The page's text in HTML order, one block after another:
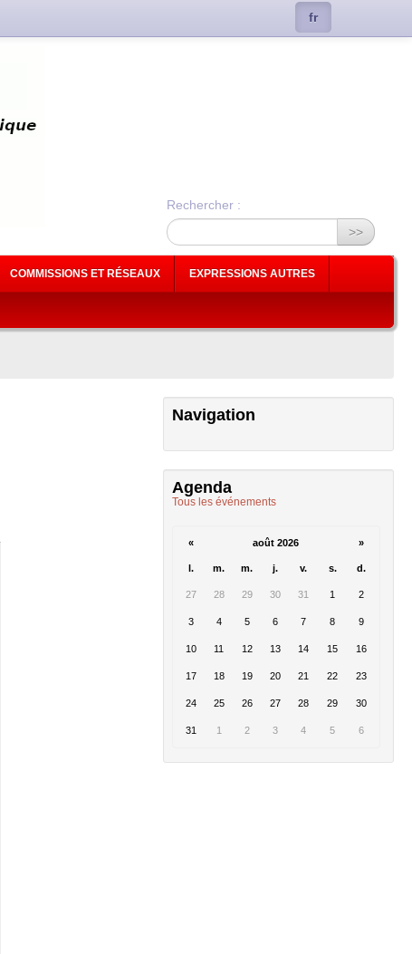
Rechercher :
>>
COMMISSIONS ET RÉSEAUX EXPRESSIONS AUTRES
Navigation
Agenda
Tous les événements
« août 2026 »
l. m. m. j. v. s. d.
27 28 29 30 31 1 2
3 4 5 6 7 8 9
10 11 12 13 14 15 16
17 18 19 20 21 22 23
24 25 26 27 28 29 30
31 1 2 3 4 5 6
fr